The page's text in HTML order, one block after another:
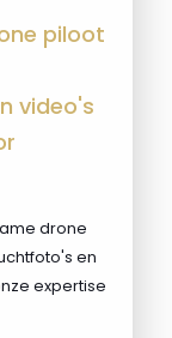
piloot
video's
drone
en
expertise